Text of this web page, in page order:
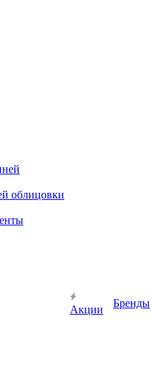
облицовки
Акции
Бренды